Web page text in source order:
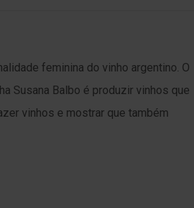
feminina do vinho argentino. O
Susana Balbo é produzir vinhos que
vinhos e mostrar que também